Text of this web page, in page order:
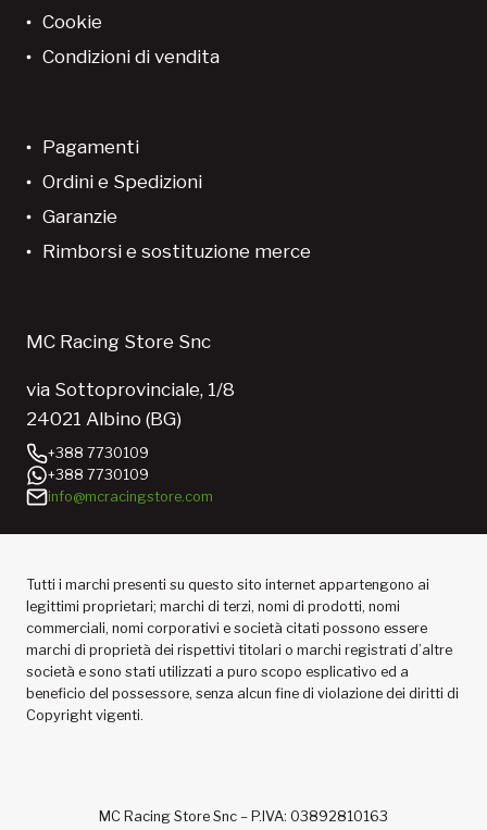
Cookie
Condizioni di vendita
Pagamenti
Ordini e Spedizioni
Garanzie
Rimborsi e sostituzione merce
MC Racing Store Snc
via Sottoprovinciale, 1/8
24021 Albino (BG)
+388 7730109
+388 7730109
info@mcracingstore.com
Tutti i marchi presenti su questo sito internet appartengono ai
legittimi proprietari; marchi di terzi, nomi di prodotti, nomi
commerciali, nomi corporativi e società citati possono essere
marchi di proprietà dei rispettivi titolari o marchi registrati d’altre
società e sono stati utilizzati a puro scopo esplicativo ed a
beneficio del possessore, senza alcun fine di violazione dei diritti di
Copyright vigenti.
MC Racing Store Snc – P.IVA: 03892810163